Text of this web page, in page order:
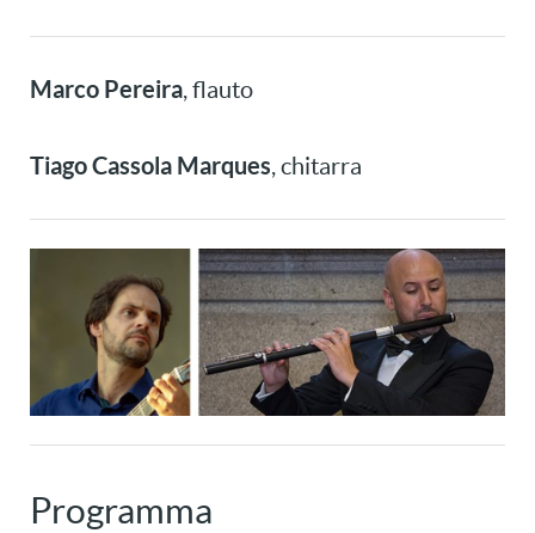
Marco Pereira, flauto
Tiago Cassola Marques, chitarra
Programma